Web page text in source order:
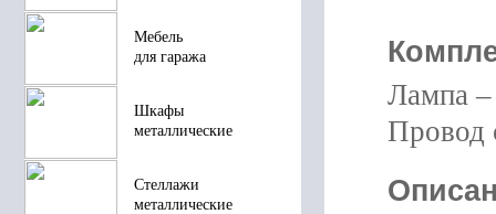
Мебель
для гаража
Шкафы
металлические
Стеллажи
металлические
Лампа
Провод